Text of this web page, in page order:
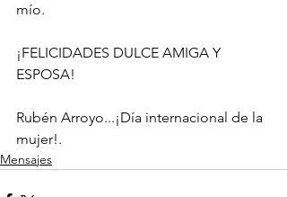
mío.
¡FELICIDADES DULCE AMIGA Y
ESPOSA!
Rubén Arroyo...¡Día internacional de la
mujer!.
Mensajes